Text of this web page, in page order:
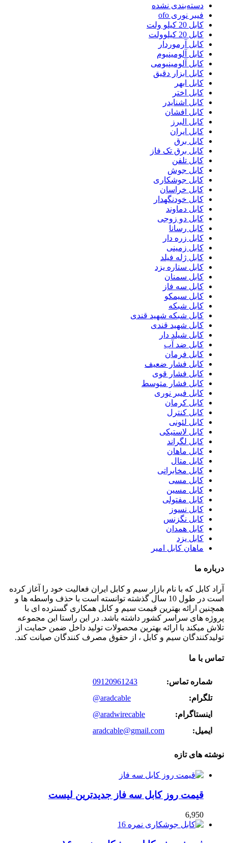
دسته‌بندی نشده
فیبر نوری ofo
کابل 20 کیلو ولت
کابل 20 کیلوولت
کابل آرموردار
کابل آلومینیوم
کابل آلومینیومی
کابل ابزار دقیق
کابل ابهر
کابل اختر
کابل اشنایدر
کابل افشان
کابل البرز
کابل ایران
کابل برق
کابل برق تک فاز
کابل تلفن
کابل جوش
کابل جوشکاری
کابل خراسان
کابل خودنگهدار
کابل دماوند
کابل دو زوجی
کابل رسانا
کابل زره دار
کابل زمینی
کابل ژله فیلد
کابل ستاره یزد
کابل سمنان
کابل سه فاز
کابل سیمکو
کابل شبکه
کابل شبکه شهید قندی
کابل شهید قندی
کابل شیلد دار
کابل ضد آب
کابل فرمان
کابل فشار ضعیف
کابل فشار قوی
کابل فشار متوسط
کابل فیبر نوری
کابل کرمان
کابل کنترل
کابل لئونی
کابل لاستیکی
کابل لگراند
کابل ماهان
کابل متال
کابل مخابراتی
کابل مسی
کابل مسین
کابل مفتولی
کابل نسوز
کابل نگزنس
کابل همدان
کابل یزد
ماهان کابل امیر
درباره ما
آراد کابل که با نام بازار سیم و کابل ایران فعالیت خود را آغاز کرده
است در طول 10 سال گذشته توانسته است با حذف واسطه ها و
همچنین ارائه بهترین قیمت سیم و کابل همکاری گسترده ای با
پروژه های سراسر کشور داشته باشد. در این راستا این مجموعه
تلاش میکند با ارائه بهترین محصولات تولید داخل ضمن حمایت از
تولیدکنندگان سیم و کابل ، از حقوق مصرف کنندگان صیانت کند.
تماس با ما
شماره تماس:
09120961243
تلگرام:
@aradcable
اینستاگرام:
@aradwirecable
ایمیل:
aradcable@gmail.com
نوشته های تازه
قیمت روز کابل سه فاز جدیدترین لیست
6,950